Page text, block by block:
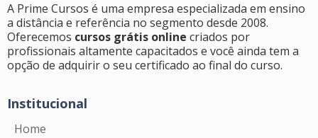
A Prime Cursos é uma empresa especializada em ensino
a distância e referência no segmento desde 2008.
Oferecemos cursos grátis online criados por
profissionais altamente capacitados e você ainda tem a
opção de adquirir o seu certificado ao final do curso.
Institucional
Home